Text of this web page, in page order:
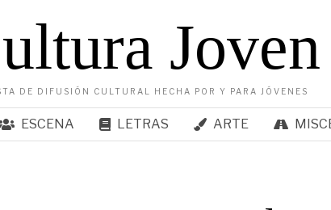
Joven
DE DIFUSIÓN CULTURAL HECHA POR Y PARA JÓVENES
ESCENA LETRAS ARTE